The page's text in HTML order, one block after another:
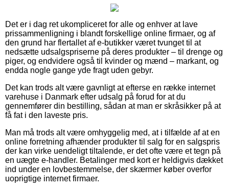
Det er i dag ret ukompliceret for alle og enhver at lave
prissammenligning i blandt forskellige online firmaer, og af
den grund har flertallet af e-butikker været tvunget til at
nedsætte udsalgspriserne på deres produkter – til drenge og
piger, og endvidere også til kvinder og mænd – markant, og
endda nogle gange yde fragt uden gebyr.
Det kan trods alt være gavnligt at efterse en række internet
varehuse i Danmark efter udsalg på forud for at du
gennemfører din bestilling, sådan at man er skråsikker på at
få fat i den laveste pris.
Man må trods alt være omhyggelig med, at i tilfælde af at en
online forretning afhænder produkter til salg for en salgspris
der kan virke uendeligt tiltalende, er det ofte være et tegn på
en uægte e-handler. Betalinger med kort er heldigvis dækket
ind under en lovbestemmelse, der skærmer køber overfor
uoprigtige internet firmaer.